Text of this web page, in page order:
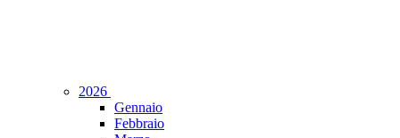
2026
Gennaio
Febbraio